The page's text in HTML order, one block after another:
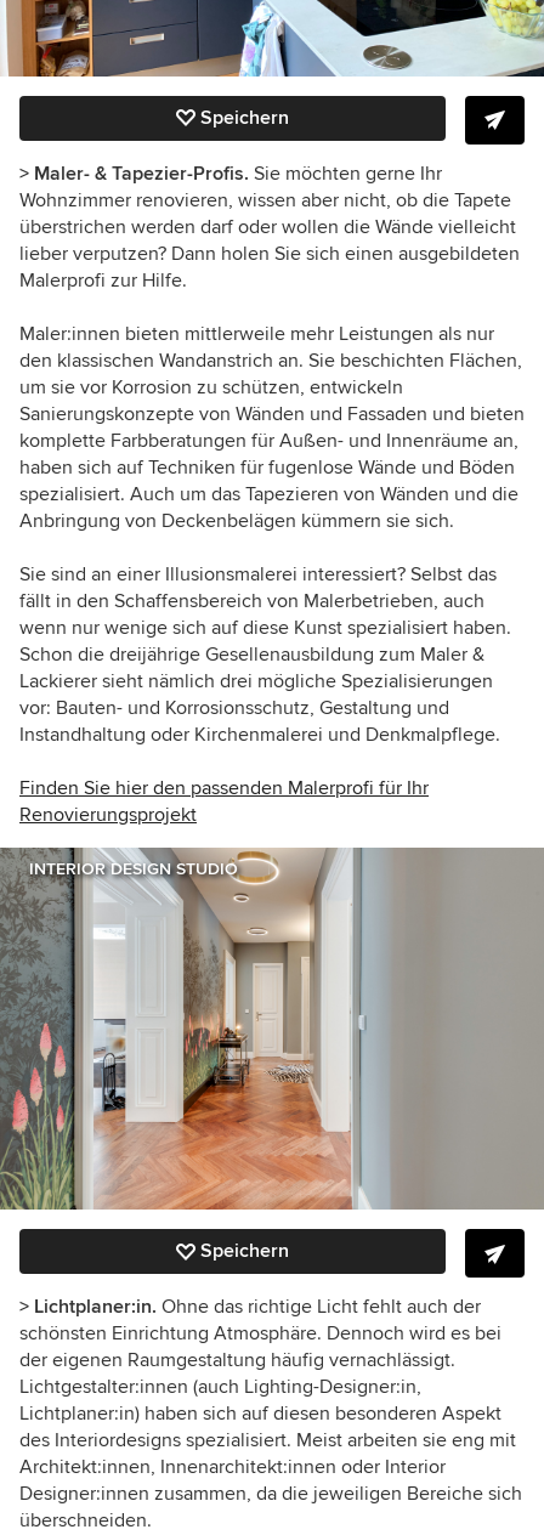
Speichern
> Maler- & Tapezier-Profis. Sie möchten gerne Ihr
Wohnzimmer renovieren, wissen aber nicht, ob die Tapete
überstrichen werden darf oder wollen die Wände vielleicht
lieber verputzen? Dann holen Sie sich einen ausgebildeten
Malerprofi zur Hilfe.
Maler:innen bieten mittlerweile mehr Leistungen als nur
den klassischen Wandanstrich an. Sie beschichten Flächen,
um sie vor Korrosion zu schützen, entwickeln
Sanierungskonzepte von Wänden und Fassaden und bieten
komplette Farbberatungen für Außen- und Innenräume an,
haben sich auf Techniken für fugenlose Wände und Böden
spezialisiert. Auch um das Tapezieren von Wänden und die
Anbringung von Deckenbelägen kümmern sie sich.
Sie sind an einer Illusionsmalerei interessiert? Selbst das
fällt in den Schaffensbereich von Malerbetrieben, auch
wenn nur wenige sich auf diese Kunst spezialisiert haben.
Schon die dreijährige Gesellenausbildung zum Maler &
Lackierer sieht nämlich drei mögliche Spezialisierungen
vor: Bauten- und Korrosionsschutz, Gestaltung und
Instandhaltung oder Kirchenmalerei und Denkmalpflege.
Finden Sie hier den passenden Malerprofi für Ihr
Renovierungsprojekt
INTERIOR DESIGN STUDIO
Speichern
> Lichtplaner:in. Ohne das richtige Licht fehlt auch der
schönsten Einrichtung Atmosphäre. Dennoch wird es bei
der eigenen Raumgestaltung häufig vernachlässigt.
Lichtgestalter:innen (auch Lighting-Designer:in,
Lichtplaner:in) haben sich auf diesen besonderen Aspekt
des Interiordesigns spezialisiert. Meist arbeiten sie eng mit
Architekt:innen, Innenarchitekt:innen oder Interior
Designer:innen zusammen, da die jeweiligen Bereiche sich
überschneiden.